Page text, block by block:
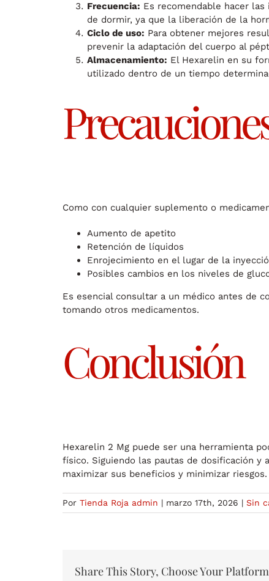
Frecuencia: Es recomendable hacer
de dormir, ya que la liberación de la
Ciclo de uso: Para obtener mejores
prevenir la adaptación del cuerpo al
Almacenamiento: El Hexarelin en su
utilizado dentro de un tiempo
Como con cualquier suplemento o
Aumento de apetito
Retención de líquidos
Enrojecimiento en el lugar de la
Posibles cambios en los niveles de
Es esencial consultar a un médico antes de
tomando otros medicamentos.
Conclusión
Hexarelin 2 Mg puede ser una herramienta
físico. Siguiendo las pautas de dosificación y
maximizar sus beneficios y minimizar riesgos.
Por Tienda Roja admin | marzo 17th, 2026 | Sin
Share This Story, Choose Your